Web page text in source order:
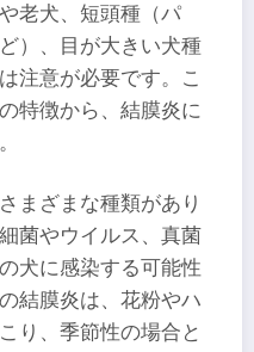
老犬、短頭種（パ
）、目が大きい犬種
注意が必要です。こ
特徴から、結膜炎に
まざまな種類があり
菌やウイルス、真菌
犬に感染する可能性
結膜炎は、花粉やハ
り、季節性の場合と